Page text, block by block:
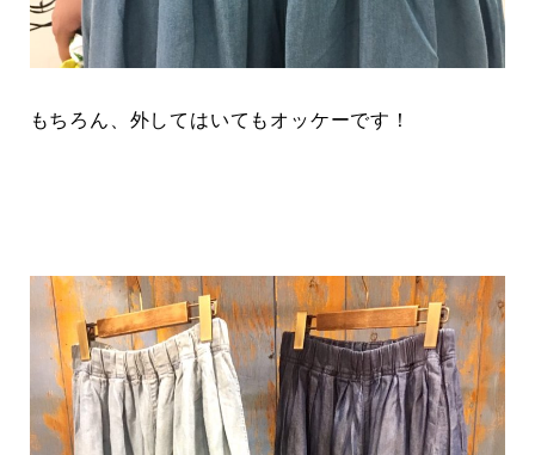
もちろん、外してはいてもオッケーです！